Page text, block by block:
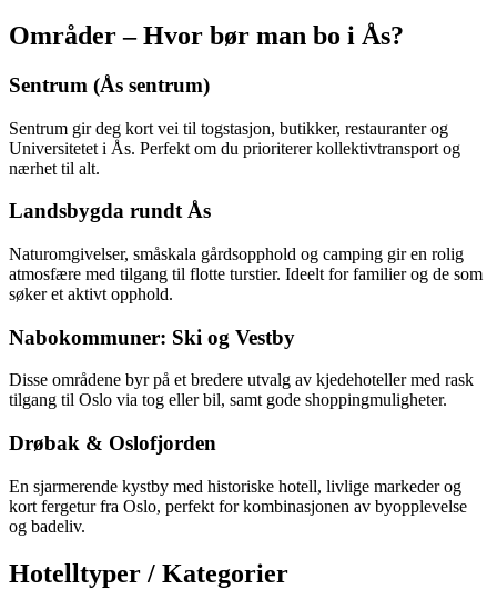
Områder – Hvor bør man bo i Ås?
Sentrum (Ås sentrum)
Sentrum gir deg kort vei til togstasjon, butikker, restauranter og
Universitetet i Ås. Perfekt om du prioriterer kollektivtransport og
nærhet til alt.
Landsbygda rundt Ås
Naturomgivelser, småskala gårdsopphold og camping gir en rolig
atmosfære med tilgang til flotte turstier. Ideelt for familier og de som
søker et aktivt opphold.
Nabokommuner: Ski og Vestby
Disse områdene byr på et bredere utvalg av kjedehoteller med rask
tilgang til Oslo via tog eller bil, samt gode shoppingmuligheter.
Drøbak & Oslofjorden
En sjarmerende kystby med historiske hotell, livlige markeder og
kort fergetur fra Oslo, perfekt for kombinasjonen av byopplevelse
og badeliv.
Hotelltyper / Kategorier